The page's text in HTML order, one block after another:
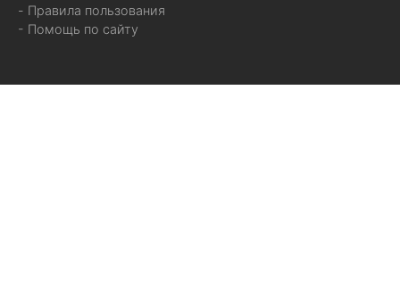
- Правила пользования
- Помощь по сайту